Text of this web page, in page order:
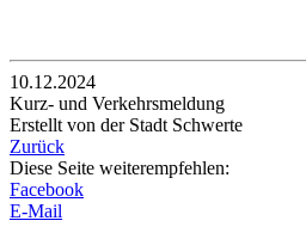
10.12.2024
Kurz- und Verkehrsmeldung
Erstellt von der Stadt Schwerte
Zurück
Diese Seite weiterempfehlen:
Facebook
E-Mail